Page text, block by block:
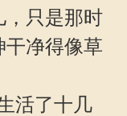
，只是那时
干净得像草
活了十几